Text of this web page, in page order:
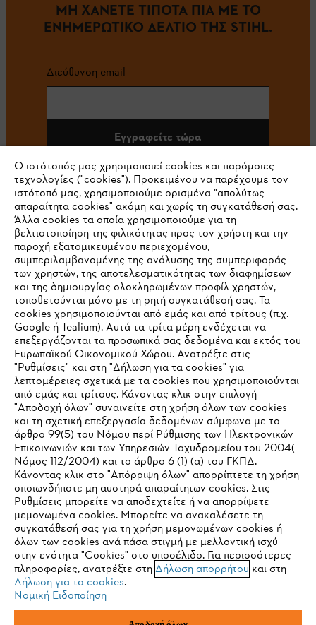
ΜΗ ΧΑΝΕΤΕ ΤΙΠΟΤΑ ΠΙΑ ΜΕ ΤΟ
ΕΝΗΜΕΡΩΤΙΚΟ ΔΕΛΤΙΟ ΤΗΣ STIHL.
Διεύθυνση email
Εγγραφείτε τώρα
#STIHL
Εταιρεία
STIHL Συχνές ερωτήσεις
Service
Πολιτική απορρήτου Νομικό κείμενο Cookies
Νομικές πληροφορίες
ANDREAS STIHL ΜΟΝΟΠΡΟΣΩΠΗ Α.Ε.
ΥΠΟΚΑΤΑΣΤΗΜΑ ΚΥΠΡΟΥ
IHR BROWSER WIRD NICHT
UNTERSTÜTZT
Sie nutzen einen Browser, den wir noch nicht unterstützen. Für
eine optimale Nutzung unserer Seite empfehlen wir Ihnen, zu
einem der folgenden Browser zu wechseln:
Firefox Chrome
Ο ιστότοπός μας χρησιμοποιεί cookies και παρόμοιες
τεχνολογίες ("cookies"). Προκειμένου να παρέχουμε τον
ιστότοπό μας, χρησιμοποιούμε ορισμένα "απολύτως
απαραίτητα cookies" ακόμη και χωρίς τη συγκατάθεσή σας.
Άλλα cookies τα οποία χρησιμοποιούμε για τη
βελτιστοποίηση της φιλικότητας προς τον χρήστη και την
παροχή εξατομικευμένου περιεχομένου,
συμπεριλαμβανομένης της ανάλυσης της συμπεριφοράς
των χρηστών, της αποτελεσματικότητας των διαφημίσεων
και της δημιουργίας ολοκληρωμένων προφίλ χρηστών,
τοποθετούνται μόνο με τη ρητή συγκατάθεσή σας. Τα
cookies χρησιμοποιούνται από εμάς και από τρίτους (π.χ.
Google ή Tealium). Αυτά τα τρίτα μέρη ενδέχεται να
επεξεργάζονται τα προσωπικά σας δεδομένα και εκτός του
Ευρωπαϊκού Οικονομικού Χώρου. Ανατρέξτε στις
"Ρυθμίσεις" και στη "Δήλωση για τα cookies" για
λεπτομέρειες σχετικά με τα cookies που χρησιμοποιούνται
από εμάς και τρίτους. Κάνοντας κλικ στην επιλογή
"Αποδοχή όλων" συναινείτε στη χρήση όλων των cookies
και τη σχετική επεξεργασία δεδομένων σύμφωνα με το
άρθρο 99(5) του Νόμου περί Ρύθμισης των Ηλεκτρονικών
Επικοινωνιών και των Υπηρεσιών Ταχυδρομείου του 2004(
Νόμος 112/2004) και το άρθρο 6 (1) (α) του ΓΚΠΔ.
Κάνοντας κλικ στο "Απόρριψη όλων" απορρίπτετε τη χρήση
οποιωνδήποτε μη αυστηρά απαραίτητων cookies. Στις
Ρυθμίσεις μπορείτε να αποδεχτείτε ή να απορρίψετε
μεμονωμένα cookies. Μπορείτε να ανακαλέσετε τη
συγκατάθεσή σας για τη χρήση μεμονωμένων cookies ή
όλων των cookies ανά πάσα στιγμή με μελλοντική ισχύ
στην ενότητα "Cookies" στο υποσέλιδο. Για περισσότερες
πληροφορίες, ανατρέξτε στηΔήλωση απορρήτου και στη
Δήλωση για τα cookies.
Νομική Ειδοποίηση